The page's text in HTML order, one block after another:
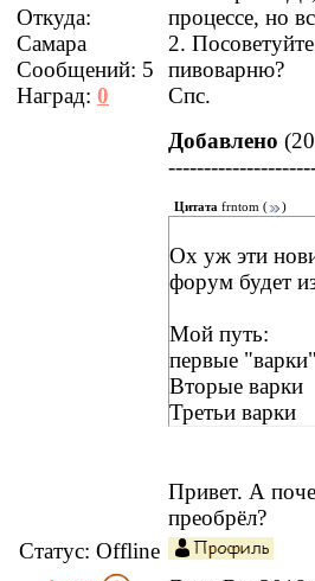
Откуда:
Самара
Сообщений: 5
Наград: 0
процессе, но
2.
пивоварню?
Спс.
Добавлено
Цитата frntom ( )
Ох уж эти
форум будет
Мой путь:
первые "варки"
Вторые варки
Третьи варки
Привет. А
преобрёл?
Статус: Offline